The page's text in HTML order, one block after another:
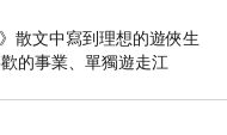
助谷哥大神 發現
陽花仙子相框(粉
買最便宜.心得文.
分享推薦.好用.推
散文中寫到理想的遊俠生
的事業、單獨遊走江